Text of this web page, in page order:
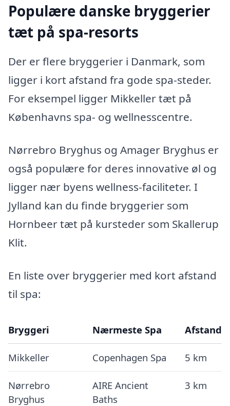
Populære danske bryggerier
tæt på spa-resorts
Der er flere bryggerier i Danmark, som
ligger i kort afstand fra gode spa-steder.
For eksempel ligger Mikkeller tæt på
Københavns spa- og wellnesscentre.
Nørrebro Bryghus og Amager Bryghus er
også populære for deres innovative øl og
ligger nær byens wellness-faciliteter. I
Jylland kan du finde bryggerier som
Hornbeer tæt på kursteder som Skallerup
Klit.
En liste over bryggerier med kort afstand
til spa:
Bryggeri Nærmeste Spa Afstand
Mikkeller Copenhagen Spa 5 km
Nørrebro
Bryghus
AIRE Ancient
Baths
3 km